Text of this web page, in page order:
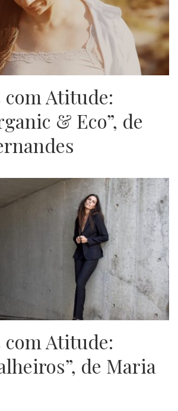
Atitude:
& Eco”, de
Atitude:
de Maria